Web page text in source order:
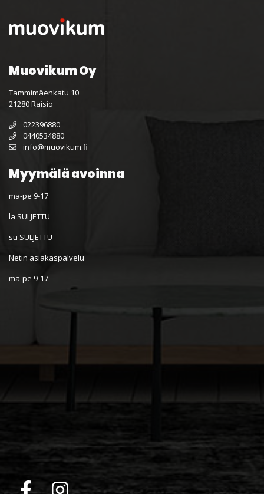
Muovikum Oy
Tammimäenkatu 10
21280 Raisio
022396880
0440534880
info@muovikum.fi
Myymälä avoinna
ma-pe 9-17
la SULJETTU
su SULJETTU
Netin asiakaspalvelu
ma-pe 9-17